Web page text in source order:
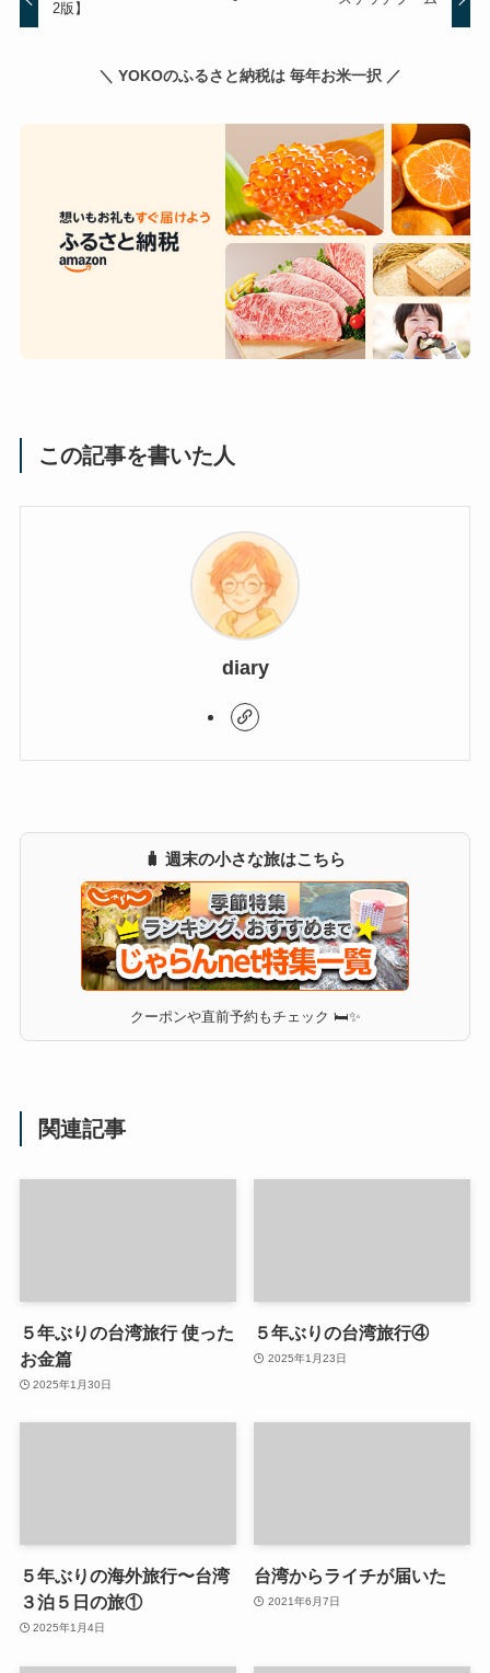
2版】
＼ YOKOのふるさと納税は 毎年お米一択 ／
この記事を書いた人
diary
🧳 週末の小さな旅はこちら
クーポンや直前予約もチェック 🛏✨
関連記事
５年ぶりの台湾旅行 使った
お金篇
2025年1月30日
５年ぶりの台湾旅行④
2025年1月23日
５年ぶりの海外旅行〜台湾
３泊５日の旅①
2025年1月4日
台湾からライチが届いた
2021年6月7日